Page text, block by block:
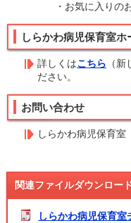
・お気に入りのお
しらかわ病児保育室ホ
詳しくはこちら （
ださい。
お問い合わせ
しらかわ病児保育
関連ファイルダウンロー
しらかわ病児保育室